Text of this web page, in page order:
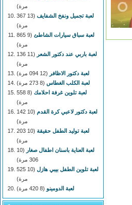
مرة)
لعبة تجميل ونفخ الشفايف
(13 367
مرة)
لعبة سباق سيارات الشاطئ
(9 865
مرة)
لعبة باربي عند دكتور الشعر
(11 136
مرة)
لعبة دكتور الاظافر (12 094 مرة)
لعبة الكلب الغطاس (8 273 مرة)
لعبة تلوين غرفة احلامك
(8 558
مرة)
لعبة دكتور لاعبي كرة القدم
(10 142
مرة)
لعبة توليد الطفل حقيقة
(10 203
مرة)
لعبة العناية باسنان اطفال صغار
(10
306 مرة)
لعبة تلوين الطفل بيبي هازل
(10 525
مرة)
لعبة الدومينو (8 420 مرة)